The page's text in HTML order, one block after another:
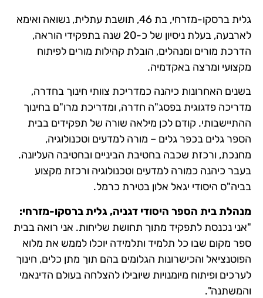
גלית ברסקו-מזרחי, בת 46, תושבת עתלית, נשואה ואימא
לארבעה, בעלת ניסיון של כ-20 שנה בתפקידי הוראה,
הדרכת מורים ומנהלים, הובלת קהילות מורים לפיתוח
מקצועי ומרצה באקדמיה.
בשנים האחרונות כיהנה כמדריכת צוותי חינוך בחדרה,
מדריכה פדגוגית בפסג"ה חדרה, ומדריכת מרו"ם בחינוך
ההתיישבותי. קודם לכן מילאה שורה של תפקידים בבית
הספר גלים בכפר גלים – מורה למדעים וטכנולוגיה,
מחנכת, ורכזת שכבה בחטיבת הביניים ובחטיבה העליונה.
בעבר כיהנה כמורה למדעים וטכנולוגיה ורכזת מקצוע
בביה"ס היסודי יגאל אלון בטירת כרמל.
מנהלת בית הספר היסודי דגניה, גלית ברסקו-מזרחי:
"אני נכנסת לתפקיד מתוך תחושת שליחות. אני רואה בבית
ספר מקום שבו כל תלמיד ותלמידה יוכלו לממש את מלוא
הפוטנציאל והכישרונות הגלומים בהם תוך מתן כלים, חינוך
לערכים ופיתוח מיומנויות שיובילו להצלחה בעולם הדינאמי
והמשתנה".